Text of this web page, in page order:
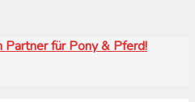
für Pony & Pferd!